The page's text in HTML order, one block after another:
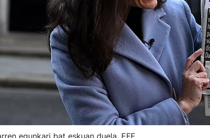
egunkari bat eskuan duela. EFE